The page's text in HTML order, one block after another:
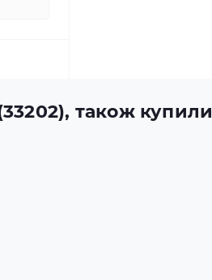
також купили